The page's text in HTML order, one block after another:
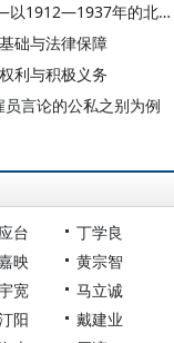
湛中乐 康骁：通过“校内法”保障学术自由——以1912—1937年的北京大学为研究对象
础与法律保障
利与积极义务
言论的公私之别为例
台
丁学良
映
黄宗智
宽
马立诚
阳
戴建业